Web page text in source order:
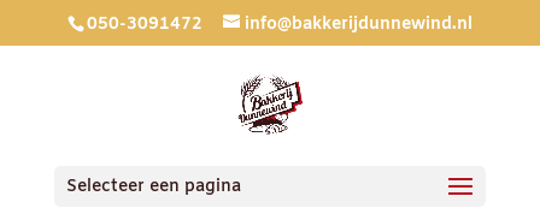
050-3091472 info@bakkerijdunnewind.nl
Selecteer een pagina